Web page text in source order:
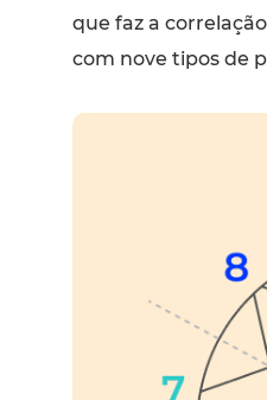
que faz a
com nove tipos de